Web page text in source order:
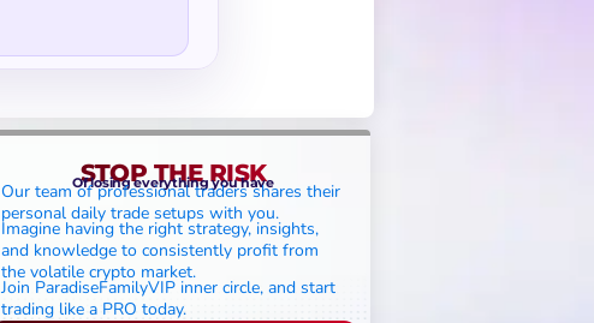
STOP THE RISK
Of losing everything you have
Our team of professional traders shares their
personal daily trade setups with you.
Imagine having the right strategy, insights,
and knowledge to consistently profit from
the volatile crypto market.
Join ParadiseFamilyVIP inner circle, and start
trading like a PRO today.